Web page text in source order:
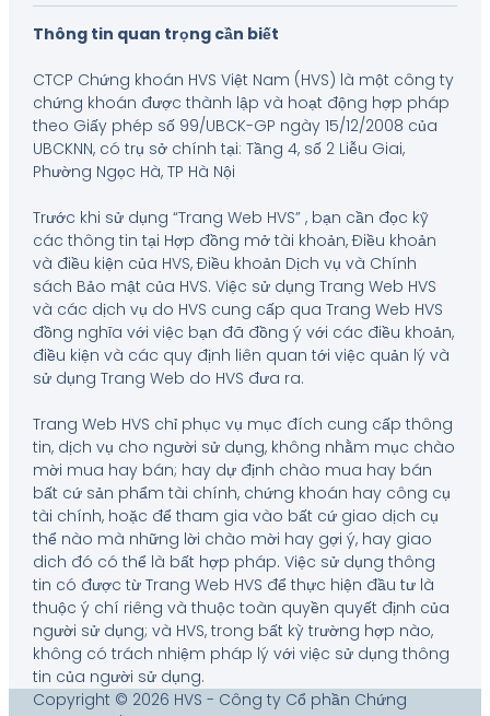
Thông tin quan trọng cần biết
CTCP Chứng khoán HVS Việt Nam (HVS) là một công ty
chứng khoán được thành lập và hoạt động hợp pháp
theo Giấy phép số 99/UBCK-GP ngày 15/12/2008 của
UBCKNN, có trụ sở chính tại: Tầng 4, số 2 Liễu Giai,
Phường Ngọc Hà, TP Hà Nội
Trước khi sử dụng “Trang Web HVS” , bạn cần đọc kỹ
các thông tin tại Hợp đồng mở tài khoản, Điều khoản
và điều kiện của HVS, Điều khoản Dịch vụ và Chính
sách Bảo mật của HVS. Việc sử dụng Trang Web HVS
và các dịch vụ do HVS cung cấp qua Trang Web HVS
đồng nghĩa với việc bạn đã đồng ý với các điều khoản,
điều kiện và các quy định liên quan tới việc quản lý và
sử dụng Trang Web do HVS đưa ra.
Trang Web HVS chỉ phục vụ mục đích cung cấp thông
tin, dịch vụ cho người sử dụng, không nhằm mục chào
mời mua hay bán; hay dự định chào mua hay bán
bất cứ sản phẩm tài chính, chứng khoán hay công cụ
tài chính, hoặc để tham gia vào bất cứ giao dịch cụ
thể nào mà những lời chào mời hay gợi ý, hay giao
dich đó có thể là bất hợp pháp. Việc sử dụng thông
tin có được từ Trang Web HVS để thực hiện đầu tư là
thuộc ý chí riêng và thuộc toàn quyền quyết định của
người sử dụng; và HVS, trong bất kỳ trường hợp nào,
không có trách nhiệm pháp lý với việc sử dụng thông
tin của người sử dụng.
Copyright © 2026 HVS - Công ty Cổ phần Chứng